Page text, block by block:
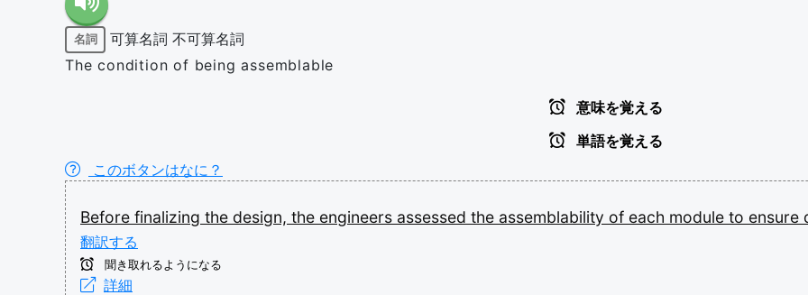
名詞 可算名詞 不可算名詞
The condition of being assemblable
意味を覚える
単語を覚える
このボタンはなに？
Before finalizing the design, the engineers assessed the assemblability of each module to ensure
翻訳する
聞き取れるようになる
詳細